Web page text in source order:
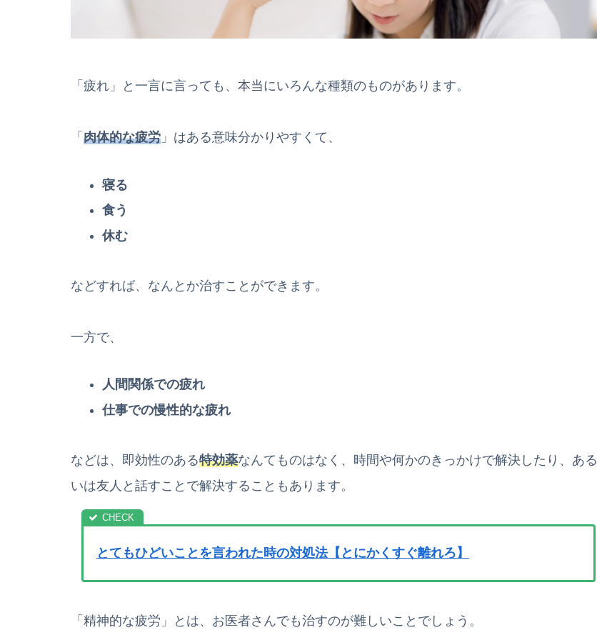
「疲れ」と一言に言っても、本当にいろんな種類のものがあります。
「 肉体的な疲労 」はある意味分かりやすくて、
寝る
食う
休む
などすれば、なんとか治すことができます。
一方で、
人間関係での疲れ
仕事での慢性的な疲れ
などは、即効性のある特効薬なんてものはなく、時間や何かのきっかけで解決したり、ある
いは友人と話すことで解決することもあります。
とてもひどいことを言われた時の対処法【とにかくすぐ離れろ】
「精神的な疲労」とは、お医者さんでも治すのが難しいことでしょう。